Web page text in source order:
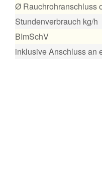
Ø Rauchrohranschluss
Stundenverbrauch kg/h
BImSchV
inklusive Anschluss an